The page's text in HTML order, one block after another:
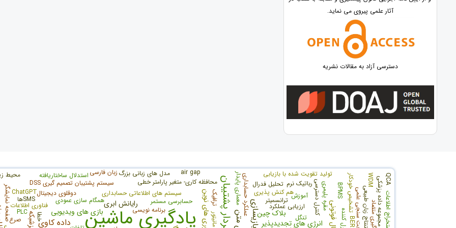
آثار علمی پیروی می نماید.
دسترسی آزاد به مقالات نشریه
یادگیری ماشین بازیسازی داده کاوی
بازی های ویدیویی
رایانش ابری
انرژی های تجدیدپذیر فناوری های نوین بلاک چین ریزشبکه
فناوری اطلاعات
مانیتور
همگام سازی عمودی صفحه نمایشگر حسابرسی مستمر
سیستم های اطلاعاتی حسابداری عملکرد حسابداری ارزیابی عملکرد
دوقلوی دیجیتال هم کنش پذیری
محافظه کاری- متغیر پارامتر خطی
برنامه نویسی کنترل دسترسی سیستم پشتیبان تصمیم گیری DSS
تحلیل فدرال
صحت سنجی علمی
مدل های زبانی بزرگ
یادگیری متضاد
استدلال ساختاریافته تولید تقویت شده با بازیابی
استنتاج زبان طبیعی استخراج اطلاعات صرع
تشخیص خودکار مجموعه داده پزشکی معماری پایدار محیط air gap
آموزش مقره پلیمری
زبان فارسی
خطا PLC
ChatGPT
SMSها ترافیک BPMS
تنگل
ترانسمیتر
BERT
رباتیک نرم WDM QCA